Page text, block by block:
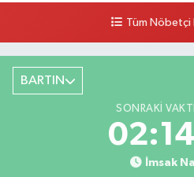
Tüm Nöbetçi
BARTIN
SONRAKI
İmsak